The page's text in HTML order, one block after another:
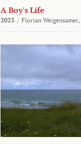
A Boy's Life
2023 / Florian Weigensamer,